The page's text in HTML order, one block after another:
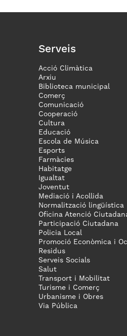
Serveis
Acció Climàtica
Arxiu
Biblioteca municipal
Comerç
Comunicació
Cooperació
Cultura
Educació
Escola de Música
Esports
Farmàcies
Habitatge
Igualtat
Joventut
Mediació i Acollida
Normalització lingüística
Oficina Atenció
Participació Ciutadana
Policia Local
Promoció Econòmica i
Residus
Serveis Socials
Salut
Transport i Mobilitat
Turisme i Comerç
Urbanisme i Obres
Via Pública